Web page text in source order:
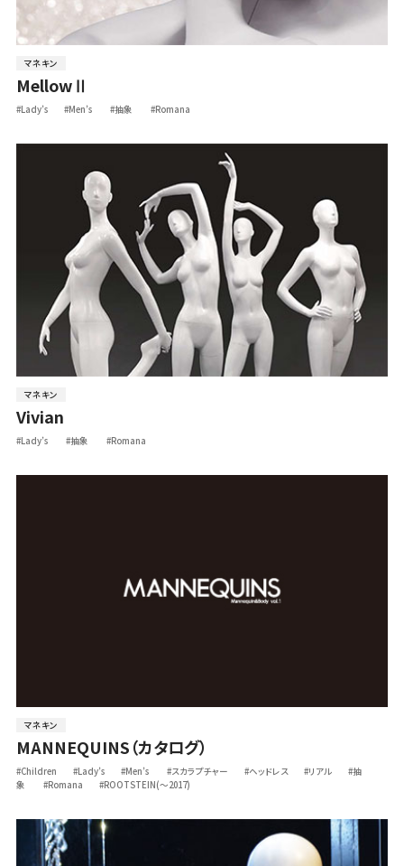
マネキン
MellowⅡ
#Lady’s #Men’s #抽象 #Romana
マネキン
Vivian
#Lady’s #抽象 #Romana
マネキン
MANNEQUINS（カタログ）
#Children #Lady’s #Men’s #スカラプチャー #ヘッドレス #リアル
#抽
象
#Romana #ROOTSTEIN(～2017)